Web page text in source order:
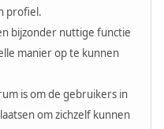
profiel.
bijzonder nuttige functie
manier op te kunnen
is om de gebruikers in
om zichzelf kunnen